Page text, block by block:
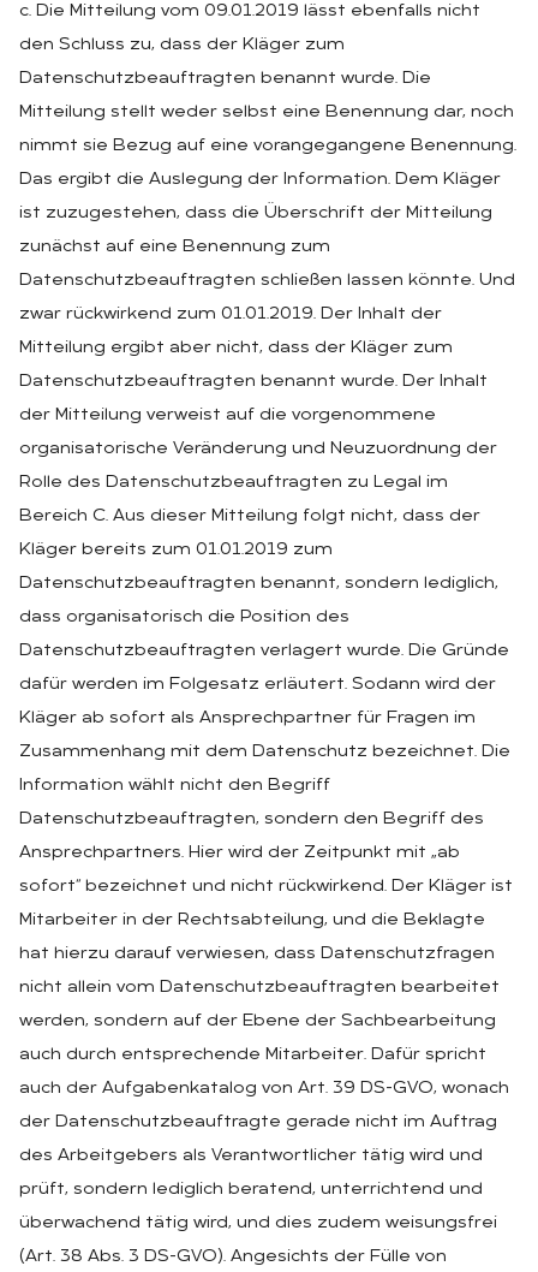
c. Die Mitteilung vom 09.01.2019 lässt ebenfalls nicht
den Schluss zu, dass der Kläger zum
Datenschutzbeauftragten benannt wurde. Die
Mitteilung stellt weder selbst eine Benennung dar, noch
nimmt sie Bezug auf eine vorangegangene Benennung.
Das ergibt die Auslegung der Information. Dem Kläger
ist zuzugestehen, dass die Überschrift der Mitteilung
zunächst auf eine Benennung zum
Datenschutzbeauftragten schließen lassen könnte. Und
zwar rückwirkend zum 01.01.2019. Der Inhalt der
Mitteilung ergibt aber nicht, dass der Kläger zum
Datenschutzbeauftragten benannt wurde. Der Inhalt
der Mitteilung verweist auf die vorgenommene
organisatorische Veränderung und Neuzuordnung der
Rolle des Datenschutzbeauftragten zu Legal im
Bereich C. Aus dieser Mitteilung folgt nicht, dass der
Kläger bereits zum 01.01.2019 zum
Datenschutzbeauftragten benannt, sondern lediglich,
dass organisatorisch die Position des
Datenschutzbeauftragten verlagert wurde. Die Gründe
dafür werden im Folgesatz erläutert. Sodann wird der
Kläger ab sofort als Ansprechpartner für Fragen im
Zusammenhang mit dem Datenschutz bezeichnet. Die
Information wählt nicht den Begriff
Datenschutzbeauftragten, sondern den Begriff des
Ansprechpartners. Hier wird der Zeitpunkt mit „ab
sofort“ bezeichnet und nicht rückwirkend. Der Kläger ist
Mitarbeiter in der Rechtsabteilung, und die Beklagte
hat hierzu darauf verwiesen, dass Datenschutzfragen
nicht allein vom Datenschutzbeauftragten bearbeitet
werden, sondern auf der Ebene der Sachbearbeitung
auch durch entsprechende Mitarbeiter. Dafür spricht
auch der Aufgabenkatalog von Art. 39 DS-GVO, wonach
der Datenschutzbeauftragte gerade nicht im Auftrag
des Arbeitgebers als Verantwortlicher tätig wird und
prüft, sondern lediglich beratend, unterrichtend und
überwachend tätig wird, und dies zudem weisungsfrei
(Art. 38 Abs. 3 DS-GVO). Angesichts der Fülle von